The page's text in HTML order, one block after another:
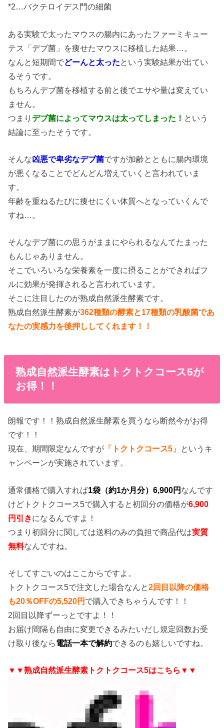
*2…バクテロイデス門の細菌
ある実験で太ったマウスの腸内にあったファーミキュー
テス「デブ菌」を痩せたマウスに移植した結果…。
なんと短期間でどーんと太ったという実験結果が出てい
るそうです。
もちろんデブ菌を移植する前と後でエサや量は変えてい
ません。
つまりデブ菌によってマウスは太ってしまった！ という
結論に至ったそうです。
そんな凶悪で卑劣なデブ菌ですが加齢とともに腸内環境
が悪くなることでどんどん増えていくと言われていま
す。
年齢を重ねるたびに痩せにくい体質へとなっていくんで
すね…。
そんなデブ菌にの思うがままにやられるなんてたまった
もんじゃありません。
そこでいろいろな栄養素を一度に摂ることができればフ
ルに効果が発揮されると言われています。
そこに注目したのが熟成自然派生酵素です。
熟成自然派生酵素が362種類の酵素と17種類の乳酸菌であ
なたの実感力を後押ししてくれます！！
熟成自然派生酵素はトクトクコース5が
お得！！
朗報です！！熟成自然派生酵素を買うなら断然今がお得
です！！
現在、期間限定なんですが 「トクトクコース5」 というキ
ャンペーンが実施されています。
通常価格で購入すれば1袋（約1か月分）6,900円 なんです
けどトクトクコース5で購入すると初回分の価格が6,900
円引きになるんですよ！
つまり初回分に関しては送料のみの負担で商品代は実質
無料なんですね。
そしてすごいのはここからですよ。
トクトクコース5で注文した場合なんと2回目以降の価格
も20％OFFの5,520円 で購入できちゃうんです！！
2回目以降ずーっとですよ！！
お届け間隔も自由に変更できるみたいだし規定回数お受
け取り後なら電話一本で解約できるのも嬉しいですね。
▼▼熟成自然派生酵素トクトクコース5はこちら▼▼